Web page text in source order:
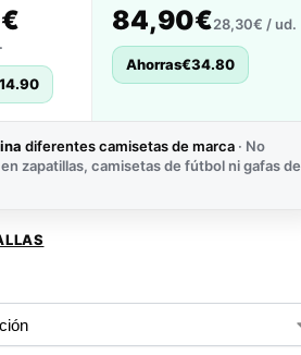
14.90
84,90€28,30€ / ud.
Ahorras€34.80
diferentes camisetas de marca · No
zapatillas, camisetas de fútbol ni gafas de